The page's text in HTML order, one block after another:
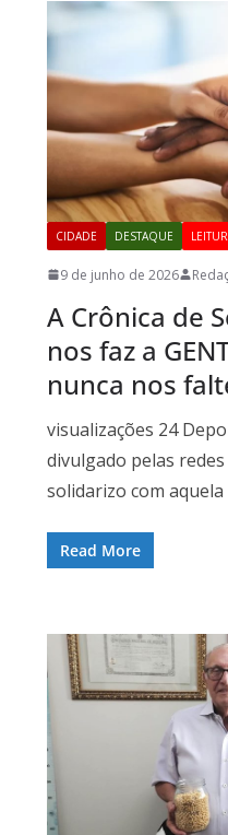
CIDADE DESTAQUE
9 de junho de 2026
A Crônica de
nos faz a
nunca nos
visualizações 24
divulgado pelas
solidarizo com
Read More